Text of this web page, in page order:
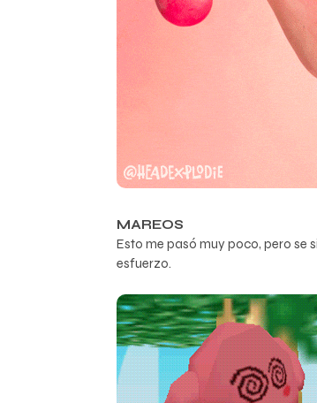
MAREOS
Esto me pasó muy poco, pero se
esfuerzo.